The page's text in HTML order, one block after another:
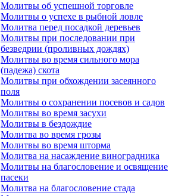
Молитвы об успешной торговле
Молитвы о успехе в рыбной ловле
Молитва перед посадкой деревьев
Молитвы при последовании при
безведрии (проливных дождях)
Молитвы во время сильного мора
(падежа) скота
Молитвы при обхождении засеянного
поля
Молитвы о сохранении посевов и садов
Молитвы во время засухи
Молитвы в бездождие
Молитва во время грозы
Молитвы во время шторма
Молитва на насаждение виноградника
Молитвы на благословение и освящение
пасеки
Молитва на благословение стада